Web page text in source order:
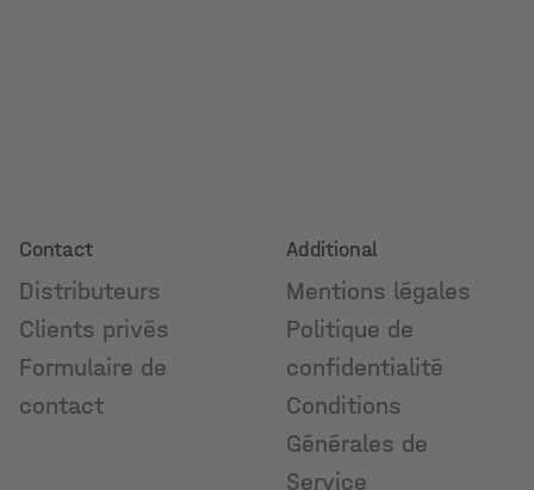
Contact
Distributeurs
Clients privés
Formulaire de
contact
Additional
Mentions légales
Politique de
confidentialité
Conditions
Générales de
Service